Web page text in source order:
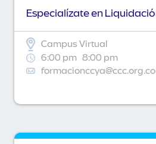
Especialízate en
Campus Virtual
6:00 pm 8:00 pm
formacionccya@ccc.org.co